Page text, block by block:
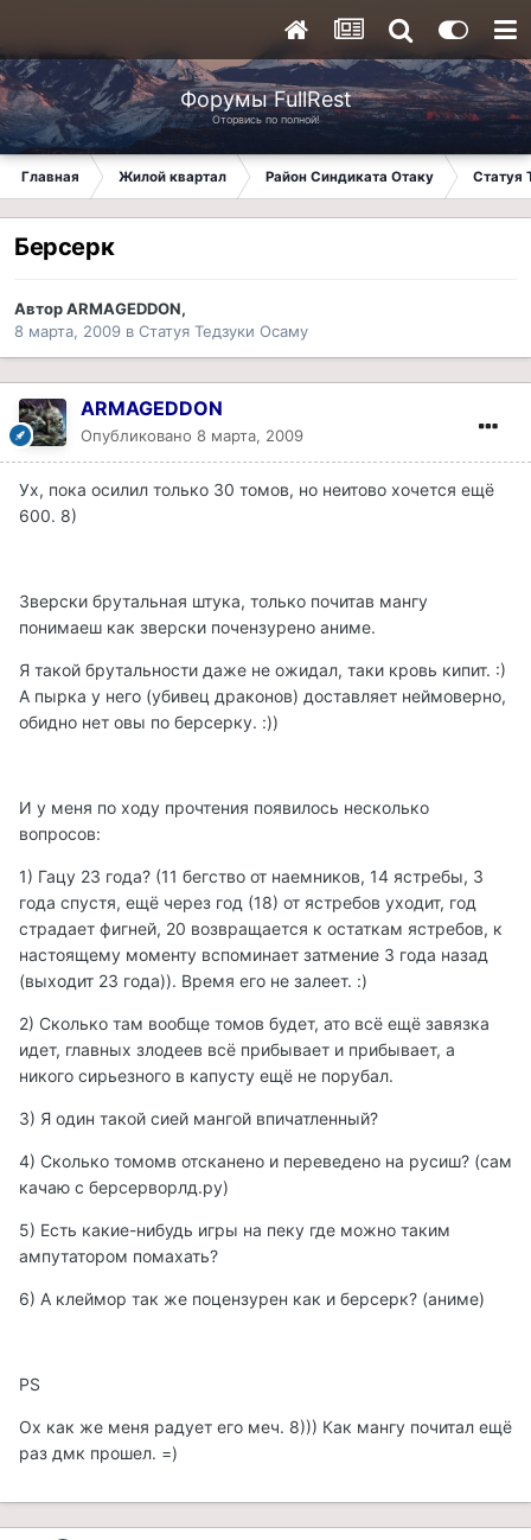
Форумы FullRest
Оторвись по полной!
Главная Жилой квартал Район Синдиката Отаку Статуя
Берсерк
АвторARMAGEDDON,
8 марта, 2009 в Статуя Тедзуки Осаму
ARMAGEDDON
Опубликовано 8 марта, 2009
Ух, пока осилил только 30 томов, но неитово хочется ещё
600. 8)
Зверски брутальная штука, только почитав мангу
понимаеш как зверски почензурено аниме.
Я такой брутальности даже не ожидал, таки кровь кипит. :)
А пырка у него (убивец драконов) доставляет неймоверно,
обидно нет овы по берсерку. :))
И у меня по ходу прочтения появилось несколько
вопросов:
1) Гацу 23 года? (11 бегство от наемников, 14 ястребы, 3
года спустя, ещё через год (18) от ястребов уходит, год
страдает фигней, 20 возвращается к остаткам ястребов, к
настоящему моменту вспоминает затмение 3 года назад
(выходит 23 года)). Время его не залеет. :)
2) Сколько там вообще томов будет, ато всё ещё завязка
идет, главных злодеев всё прибывает и прибывает, а
никого сирьезного в капусту ещё не порубал.
3) Я один такой сией мангой впичатленный?
4) Сколько томомв отсканено и переведено на русиш? (сам
качаю с берсерворлд.ру)
5) Есть какие-нибудь игры на пеку где можно таким
ампутатором помахать?
6) А клеймор так же поцензурен как и берсерк? (аниме)
PS
Ох как же меня радует его меч. 8))) Как мангу почитал ещё
раз дмк прошел. =)